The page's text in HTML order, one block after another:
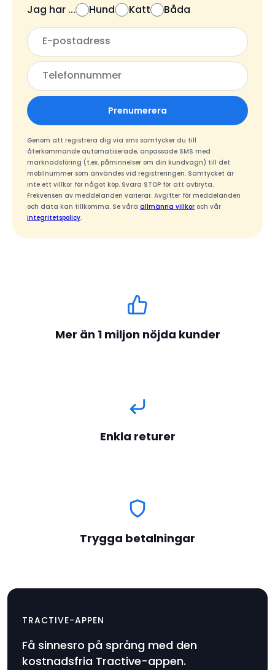
Jag har ... Hund Katt Båda
Prenumerera
Genom att registrera dig via sms samtycker du till
återkommande automatiserade, anpassade SMS med
marknadsföring (t.ex. påminnelser om din kundvagn) till det
mobilnummer som användes vid registreringen. Samtycket är
inte ett villkor för något köp. Svara STOP för att avbryta.
Frekvensen av meddelanden varierar. Avgifter för meddelanden
och data kan tillkomma. Se våra allmänna villkor och vår
integritetspolicy.
Mer än 1 miljon nöjda kunder
Enkla returer
Trygga betalningar
laddare
$9.99
Produktpris
$9.99
TRACTIVE-APPEN
Få sinnesro på språng med den
kostnadsfria Tractive-appen.